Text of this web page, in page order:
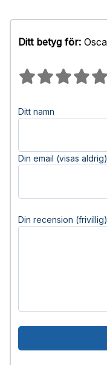
Ditt betyg för:
Ditt namn
Din email (visas aldrig)
Din recension (frivillig)